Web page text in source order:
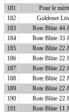
181
Pour le
182
Goldener
183
Rote Blüte 44
184
Rote Blüte 33
185
Rote Blüte 22
186
Rote Blüte 22
187
Rote Blüte 22
188
Rote Blüte 22
189
Rote Blüte 22
190
Rote Blüte 22
191
Rote Blüte 11